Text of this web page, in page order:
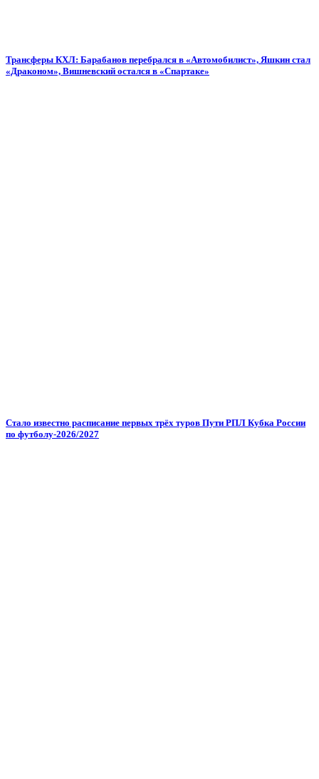
Трансферы КХЛ: Барабанов перебрался в «Автомобилист», Яшкин стал
«Драконом», Вишневский остался в «Спартаке»
Стало известно расписание первых трёх туров Пути РПЛ Кубка России
по футболу-2026/2027